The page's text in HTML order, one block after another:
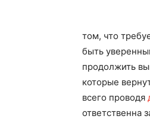
том, что
быть
продолжить
которые
всего проводя
ответственна